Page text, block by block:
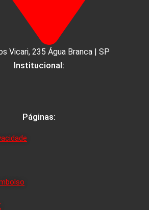
Vicari, 235 Água Branca | SP
Institucional:
Páginas: